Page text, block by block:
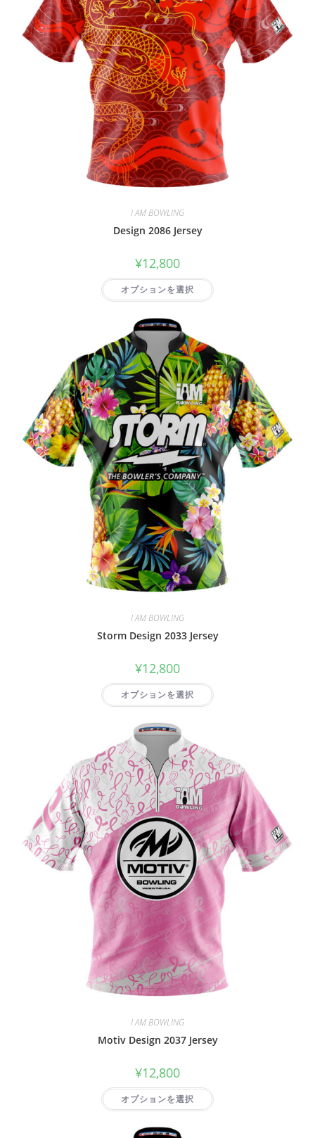
I AM BOWLING
Design 2086 Jersey
¥12,800
オプションを選択
I AM BOWLING
Storm Design 2033 Jersey
¥12,800
オプションを選択
I AM BOWLING
Motiv Design 2037 Jersey
¥12,800
オプションを選択